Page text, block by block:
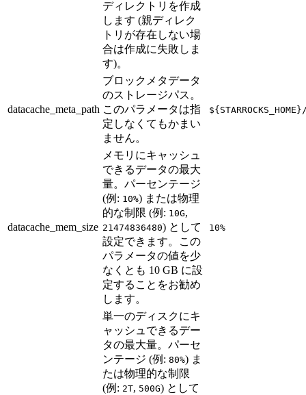
ディレクトリを作成
します (親ディレク
トリが存在しない場
合は作成に失敗しま
す)。
datacache_meta_path
ブロックメタデータ
のストレージパス。
このパラメータは指
定しなくてもかまい
ません。
datacache_mem_size
メモリにキャッシュ
できるデータの最大
量。パーセンテージ
(例: 10%) または物理
的な制限 (例: 10G,
21474836480) として
設定できます。この
パラメータの値を少
なくとも 10 GB に設
定することをお勧め
します。
10%
単一のディスクにキ
ャッシュできるデー
タの最大量。パーセ
ンテージ (例: 80%) ま
たは物理的な制限
(例: 2T, 500G) として